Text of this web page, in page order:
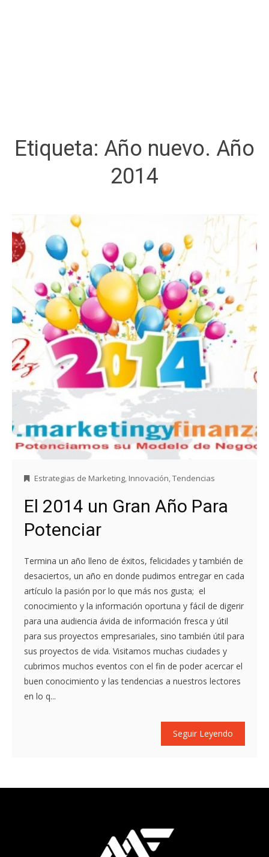
Etiqueta: Año nuevo. Año
2014
Estrategias de Marketing, Innovación,Tendencias
El 2014 un Gran Año Para
Potenciar
Termina un año lleno de éxitos, felicidades y también de
desaciertos, un año en donde pudimos entregar en cada
artículo la pasión por lo que más nos gusta; el
conocimiento y la información oportuna y fácil de digerir
para una audiencia ávida de información fresca y útil
para sus proyectos empresariales, sino también útil para
sus proyectos de vida. Visitamos muchas ciudades y
cubrimos muchos eventos con el fin de poder acercar el
buen conocimiento y las tendencias a nuestros lectores
en lo q...
Seguir Leyendo